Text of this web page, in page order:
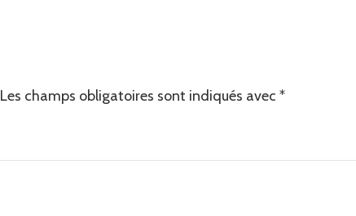
Les champs obligatoires sont indiqués avec *